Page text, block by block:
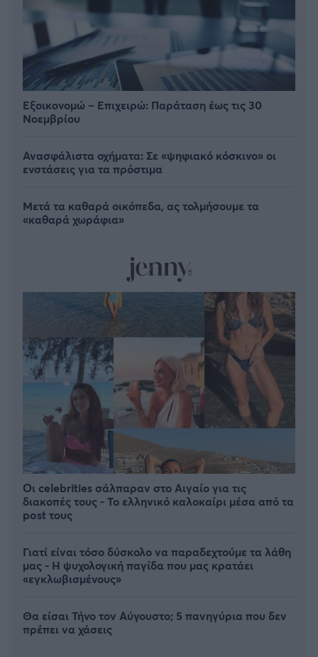
Εξοικονομώ – Επιχειρώ: Παράταση έως τις 30
Νοεμβρίου
Ανασφάλιστα οχήματα: Σε «ψηφιακό κόσκινο» οι
ενστάσεις για τα πρόστιμα
Μετά τα καθαρά οικόπεδα, ας τολμήσουμε τα
«καθαρά χωράφια»
Οι celebrities σάλπαραν στο Αιγαίο για τις
διακοπές τους - Το ελληνικό καλοκαίρι μέσα από τα
post τους
Γιατί είναι τόσο δύσκολο να παραδεχτούμε τα λάθη
μας - Η ψυχολογική παγίδα που μας κρατάει
«εγκλωβισμένους»
Θα είσαι Τήνο τον Αύγουστο; 5 πανηγύρια που δεν
πρέπει να χάσεις